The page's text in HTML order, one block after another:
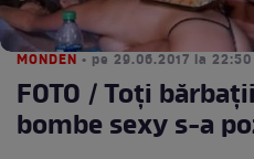
MONDEN • pe 29.06.2017 la 22:50
FOTO / Toți
bombe sexy s-a